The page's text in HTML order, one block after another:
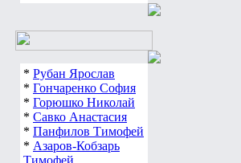
* Рубан Ярослав
* Гончаренко София
* Горюшко Николай
* Савко Анастасия
* Панфилов Тимофей
* Азаров-Кобзарь
Тимофей